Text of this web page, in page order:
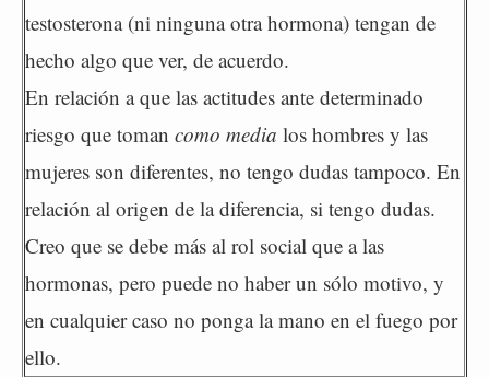
testosterona (ni ninguna otra hormona) tengan de
hecho algo que ver, de acuerdo.
En relación a que las actitudes ante determinado
riesgo que toman como media los hombres y las
mujeres son diferentes, no tengo dudas tampoco. En
relación al origen de la diferencia, si tengo dudas.
Creo que se debe más al rol social que a las
hormonas, pero puede no haber un sólo motivo, y
en cualquier caso no ponga la mano en el fuego por
ello.